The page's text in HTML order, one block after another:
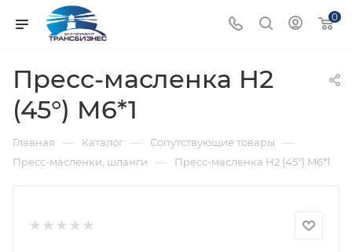
0
Пресс-масленка H2
(45°) M6*1
Главная — Каталог — Сопутствующие товары —
Пресс-масленки, шланги — Пресс-масленка H2 (45°) M6*1